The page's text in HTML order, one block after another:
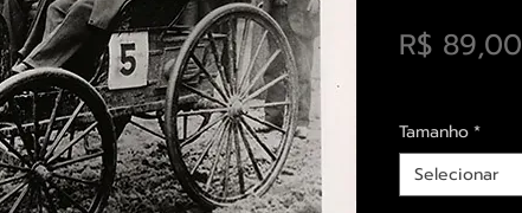
R$ 89,00
Tamanho*
Selecionar